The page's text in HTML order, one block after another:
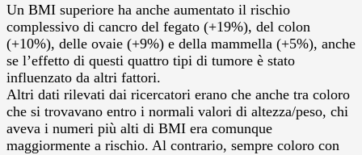
Un BMI superiore ha anche aumentato il rischio
complessivo di cancro del fegato (+19%), del colon
(+10%), delle ovaie (+9%) e della mammella (+5%), anche
se l’effetto di questi quattro tipi di tumore è stato
influenzato da altri fattori.
Altri dati rilevati dai ricercatori erano che anche tra coloro
che si trovavano entro i normali valori di altezza/peso, chi
aveva i numeri più alti di BMI era comunque
maggiormente a rischio. Al contrario, sempre coloro con